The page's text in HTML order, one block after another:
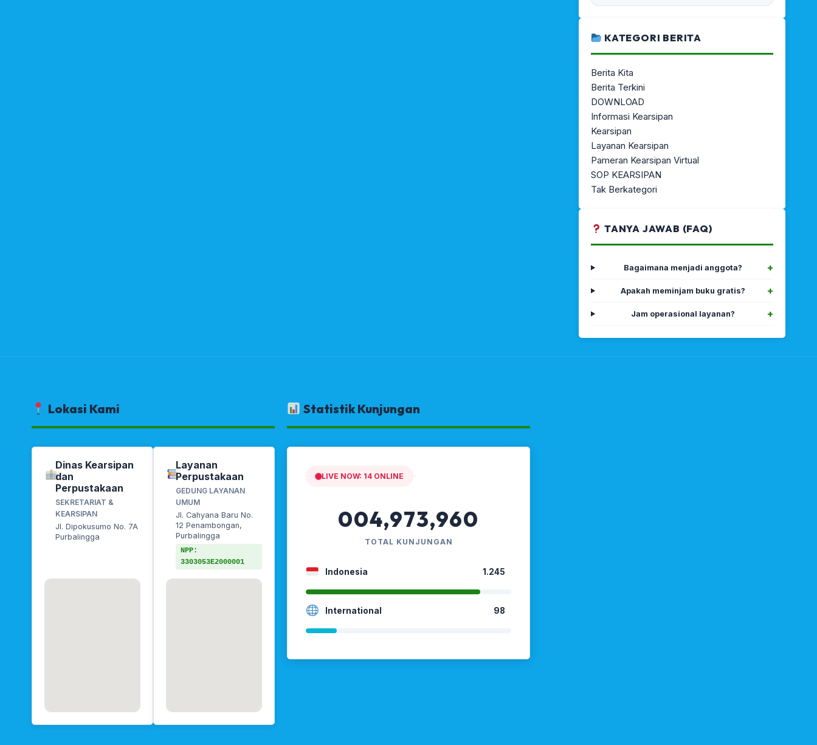
KATEGORI BERITA
Berita Kita
Berita Terkini
DOWNLOAD
Informasi Kearsipan
Kearsipan
Layanan Kearsipan
Pameran Kearsipan Virtual
SOP KEARSIPAN
Tak Berkategori
TANYA JAWAB (FAQ)
Bagaimana menjadi anggota?
Apakah meminjam buku gratis?
Jam operasional layanan?
Lokasi Kami
Dinas Kearsipan
dan
Perpustakaan
SEKRETARIAT &
KEARSIPAN
Jl. Dipokusumo No. 7A
Purbalingga
Layanan
Perpustakaan
GEDUNG LAYANAN
UMUM
Jl. Cahyana Baru No.
12 Penambongan,
Purbalingga
NPP:
3303053E2000001
Statistik Kunjungan
LIVE NOW: 14 ONLINE
004,973,960
TOTAL KUNJUNGAN
Indonesia 1.245
International 98